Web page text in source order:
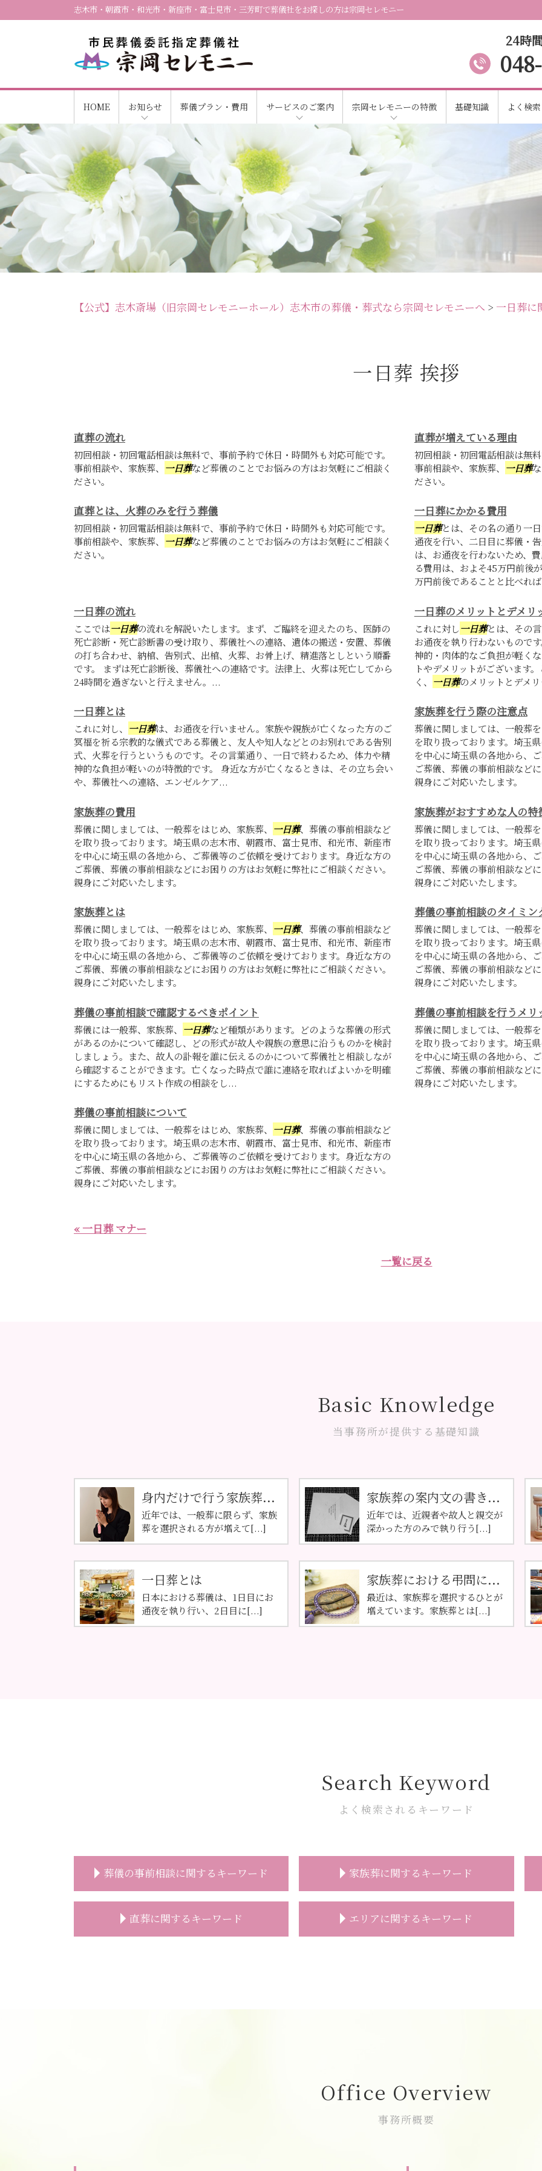
志木市・朝霞市・和光市・新座市・富士見市・三芳町で葬儀社をお探しの方は宗岡セレモニー
24時
HOME お知らせ 葬儀プラン・費用 サービスのご案内 宗岡セレモニーの特徴 基礎知識 よく検
【公式】志木斎場（旧宗岡セレモニーホール）志木市の葬儀・葬式なら宗岡セレモニーへ > 一日葬に
一日葬 挨拶
直葬の流れ
初回相談・初回電話相談は無料で、事前予約で休日・時間外も対応可能です。
事前相談や、家族葬、 一日葬など葬儀のことでお悩みの方はお気軽にご相談く
ださい。
直葬が増えている理由
初回相談・初回電話相談は無
事前相談や、家族葬、 一日葬
ださい。
直葬とは、火葬のみを行う葬儀
初回相談・初回電話相談は無料で、事前予約で休日・時間外も対応可能です。
事前相談や、家族葬、 一日葬など葬儀のことでお悩みの方はお気軽にご相談く
ださい。
一日葬にかかる費用
一日葬とは、その名の通り一
通夜を行い、二日目に葬儀・
は、お通夜を行わないため、
る費用は、およそ45万円前後
万円前後であることと比べれ
一日葬の流れ
ここでは一日葬の流れを解説いたします。まず、ご臨終を迎えたのち、医師の
死亡診断・死亡診断書の受け取り、葬儀社への連絡、遺体の搬送・安置、葬儀
の打ち合わせ、納棺、告別式、出棺、火葬、お骨上げ、精進落としという順番
です。 まずは死亡診断後、葬儀社への連絡です。法律上、火葬は死亡してから
24時間を過ぎないと行えません。...
一日葬のメリットとデメリ
これに対し一日葬とは、その
お通夜を執り行わないもので
神的・肉体的なご負担が軽く
トやデメリットがございます
く、 一日葬のメリットとデメ
一日葬とは
これに対し、 一日葬は、お通夜を行いません。家族や親族が亡くなった方のご
冥福を祈る宗教的な儀式である葬儀と、友人や知人などとのお別れである告別
式、火葬を行うというものです。その言葉通り、一日で終わるため、体力や精
神的な負担が軽いのが特徴的です。 身近な方が亡くなるときは、その立ち会い
や、葬儀社への連絡、エンゼルケア...
家族葬を行う際の注意点
葬儀に関しましては、一般葬を
を取り扱っております。埼玉
を中心に埼玉県の各地から、
ご葬儀、葬儀の事前相談など
親身にご対応いたします。
家族葬の費用
葬儀に関しましては、一般葬をはじめ、家族葬、 一日葬、葬儀の事前相談など
を取り扱っております。埼玉県の志木市、朝霞市、富士見市、和光市、新座市
を中心に埼玉県の各地から、ご葬儀等のご依頼を受けております。身近な方の
ご葬儀、葬儀の事前相談などにお困りの方はお気軽に弊社にご相談ください。
親身にご対応いたします。
家族葬がおすすめな人の特
葬儀に関しましては、一般葬を
を取り扱っております。埼玉
を中心に埼玉県の各地から、
ご葬儀、葬儀の事前相談など
親身にご対応いたします。
家族葬とは
葬儀に関しましては、一般葬をはじめ、家族葬、 一日葬、葬儀の事前相談など
を取り扱っております。埼玉県の志木市、朝霞市、富士見市、和光市、新座市
を中心に埼玉県の各地から、ご葬儀等のご依頼を受けております。身近な方の
ご葬儀、葬儀の事前相談などにお困りの方はお気軽に弊社にご相談ください。
親身にご対応いたします。
葬儀の事前相談のタイミン
葬儀に関しましては、一般葬を
を取り扱っております。埼玉
を中心に埼玉県の各地から、
ご葬儀、葬儀の事前相談など
親身にご対応いたします。
葬儀の事前相談で確認するべきポイント
葬儀には一般葬、家族葬、 一日葬など種類があります。どのような葬儀の形式
があるのかについて確認し、どの形式が故人や親族の意思に沿うものかを検討
しましょう。また、故人の訃報を誰に伝えるのかについて葬儀社と相談しなが
ら確認することができます。亡くなった時点で誰に連絡を取ればよいかを明確
にするためにもリスト作成の相談をし...
葬儀の事前相談を行うメリ
葬儀に関しましては、一般葬を
を取り扱っております。埼玉
を中心に埼玉県の各地から、
ご葬儀、葬儀の事前相談など
親身にご対応いたします。
葬儀の事前相談について
葬儀に関しましては、一般葬をはじめ、家族葬、 一日葬、葬儀の事前相談など
を取り扱っております。埼玉県の志木市、朝霞市、富士見市、和光市、新座市
を中心に埼玉県の各地から、ご葬儀等のご依頼を受けております。身近な方の
ご葬儀、葬儀の事前相談などにお困りの方はお気軽に弊社にご相談ください。
親身にご対応いたします。
« 一日葬 マナー
一覧に戻る
Basic Knowledge
当事務所が提供する基礎知識
身内だけで行う家族葬...
近年では、一般葬に限らず、家族
葬を選択される方が増えて[...]
家族葬の案内文の書き...
近年では、近親者や故人と親交が
深かった方のみで執り行う[...]
一日葬とは
日本における葬儀は、1日目にお
通夜を執り行い、2日目に[...]
家族葬における弔問に...
最近は、家族葬を選択するひとが
増えています。家族葬とは[...]
Search Keyword
よく検索されるキーワード
葬儀の事前相談に関するキーワード
お墓 相談
葬儀 事前相談 割合
家族葬に関するキーワード
家族葬 伝え方
家族葬 スケジュール
家族葬 案内文
家族葬 トラブル
家族葬 一般葬 違い
直葬に関するキーワード エリアに関するキーワード
一日葬 朝霞市
家族葬 費用 新座市
志木市 家族葬 費用
Office Overview
事務所概要